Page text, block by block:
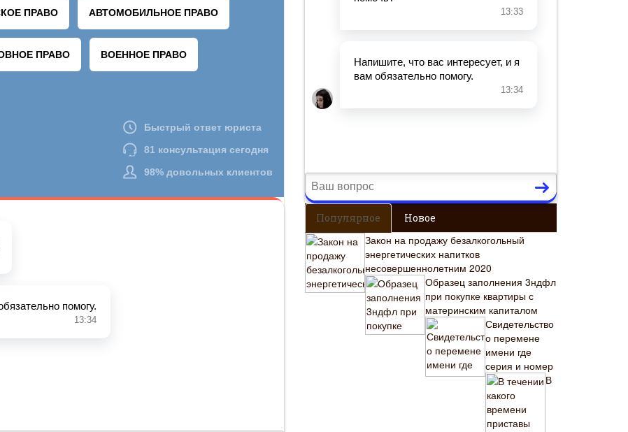
Популярное Новое
Закон на продажу безалкогольный
энергетических напитков
несовершеннолетним 2020
Образец заполнения 3ндфл
при покупке квартиры с
материнским капиталом
Свидетельство
о перемене
имени где
серия и номер
В